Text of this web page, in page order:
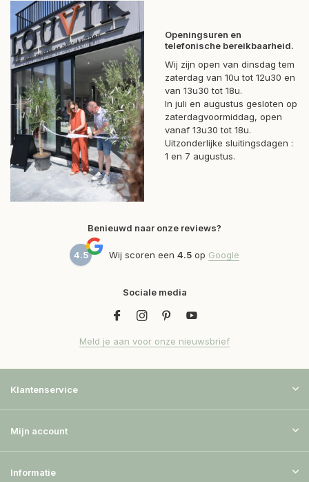
Openingsuren en
telefonische bereikbaarheid.
Wij zijn open van dinsdag tem
zaterdag van 10u tot 12u30 en
van 13u30 tot 18u.
In juli en augustus gesloten op
zaterdagvoormiddag, open
vanaf 13u30 tot 18u.
Uitzonderlijke sluitingsdagen :
1 en 7 augustus.
Benieuwd naar onze reviews?
4.5 Wij scoren een 4.5 op Google
Sociale media
Meld je aan voor onze nieuwsbrief
Klantenservice
Mijn account
Informatie